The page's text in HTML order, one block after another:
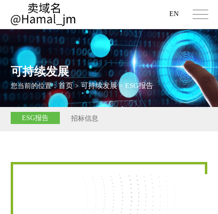
EN
可持续发展
您当前的位置：首页>可持续发展>ESG报告
ESG报告 招标信息